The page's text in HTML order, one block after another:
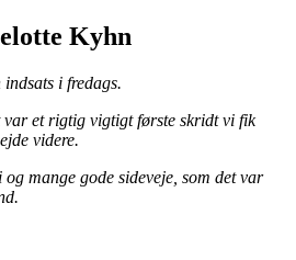
Kyhn
i fredags.
var et rigtig vigtigt første skridt vi fik
videre.​
mange gode sideveje, som det var